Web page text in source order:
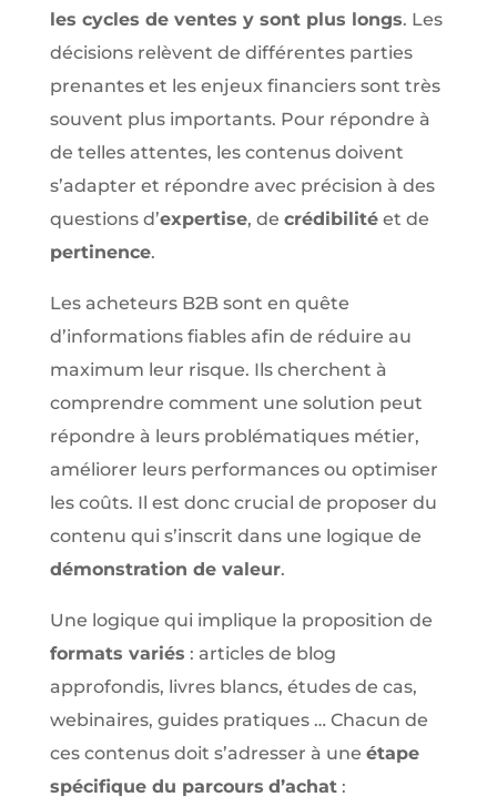
les cycles de ventes y sont plus longs. Les
décisions relèvent de différentes parties
prenantes et les enjeux financiers sont très
souvent plus importants. Pour répondre à
de telles attentes, les contenus doivent
s’adapter et répondre avec précision à des
questions d’expertise, de crédibilitéet de
pertinence.
Les acheteurs B2B sont en quête
d’informations fiables afin de réduire au
maximum leur risque. Ils cherchent à
comprendre comment une solution peut
répondre à leurs problématiques métier,
améliorer leurs performances ou optimiser
les coûts. Il est donc crucial de proposer du
contenu qui s’inscrit dans une logique de
démonstration de valeur.
Une logique qui implique la proposition de
formats variés : articles de blog
approfondis, livres blancs, études de cas,
webinaires, guides pratiques … Chacun de
ces contenus doit s’adresser à une étape
spécifique du parcours d’achat: